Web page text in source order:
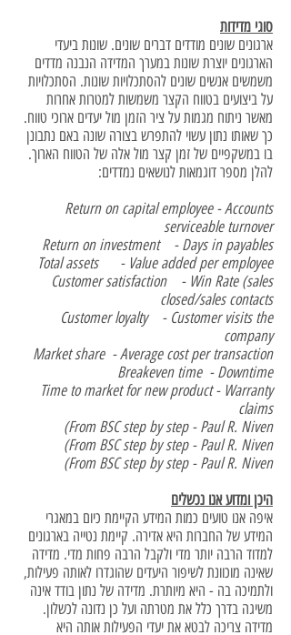
סוגי מדידות
ארגונים שונים מודדים דברים שונים. שונות ביעדי
הארגונים יוצרת שונות במערך המדידה הנבנה מדדים
משמשים אנשים שונים להסתכלויות שונות. הסתכלויות
על ביצועים בטווח הקצר משמשות למטרות אחרות
מאשר ניתוח מגמות על ציר הזמן מול יעדים ארוכי טווח.
כך שאותו נתון עשוי להתפרש בצורה שונה באם נתבונן
בו במשקפיים של זמן קצר מול אלה של הטווח הארוך.
להלן מספר דוגמאות לנושאים נמדדים:
Return on capital employee - Accounts
serviceable turnover
Return on investment - Days in payables
Total assets - Value added per employee
Customer satisfaction - Win Rate (sales
closed/sales contacts
Customer loyalty - Customer visits the
company
Market share - Average cost per transaction
Breakeven time - Downtime
Time to market for new product - Warranty
claims
From BSC step by step - Paul R. Niven)
From BSC step by step - Paul R. Niven)
From BSC step by step - Paul R. Niven)
היכן ומדוע אנו נכשלים
איפה אנו טועים כמות המידע הקיימת כיום במאגרי
המידע של החברות היא אדירה. קיימת נטייה בארגונים
למדוד הרבה יותר מדי ולקבל הרבה פחות מדי. מדידה
שאינה מוכוונת לשיפור היעדים שהוגדרו לאותה פעילות,
ולתמיכה בה - היא מיותרת. מדידה של נתון בודד אינה
משיגה בדרך כלל את מטרתה ועל כן נדונה לכשלון.
מדידה צריכה לבטא את יעדי הפעילות אותה היא